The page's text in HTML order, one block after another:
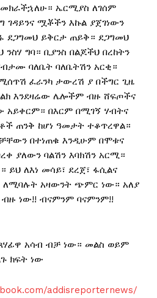
ኤርሚያስ ለገሰም
ገዳይንና ሟቾችን እኩል ያጀገነውን
ደጋግመህ ይቅርታ ጠይቅ። ደጋግመህ
ንስሃ ግባ። ቢያንስ በልጆችህ በረከትን
ባለቤት ባለቤትሽን አርቂ።
ፈራንካ ታውረሽ ያ በችግር ጊዜ
እንደዛሬው ሌሎችም ብዙ ሸፍጦችና
በእርም በሚገኝ ሃብትና
ጠንቅ ከሆነ ዓመታት ተቆጥረዋል።
በተነጠቁ እንዲሁም በሞቱና
ያለውን ባልሽን እባክሽን አርሚ።
ይህ ለእነ መሳይ፣ ደረጀ፣ ፋሲልና
ለሚባሉት አዛውንት ጭምር ነው። አለያ
ነው!! ብናምንም ባናምንም!!
አሳብ ብቻ ነው። መልስ ወይም
ክፍት ነው
addisreporternews/